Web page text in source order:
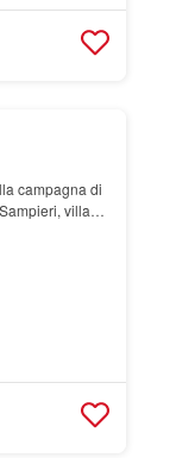
campagna di
villa